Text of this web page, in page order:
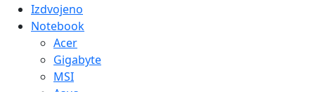
Izdvojeno
Notebook
Acer
Gigabyte
MSI